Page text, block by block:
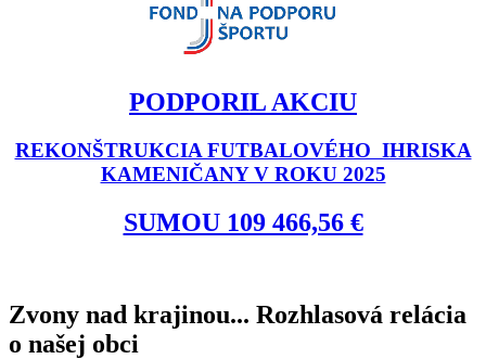
PODPORIL AKCIU
REKONŠTRUKCIA FUTBALOVÉHO IHRISKA
KAMENIČANY V ROKU 2025
SUMOU 109 466,56 €
Zvony nad krajinou... Rozhlasová relácia
o našej obci